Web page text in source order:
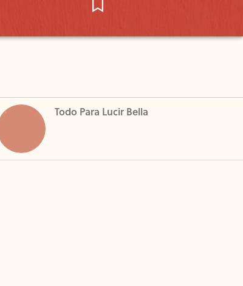
Todo Para Lucir Bella